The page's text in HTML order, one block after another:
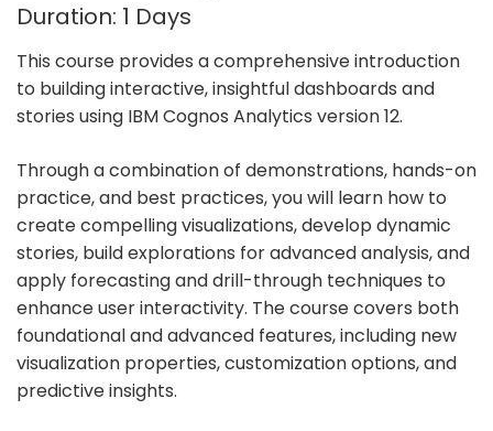
Duration: 1 Days
This course provides a comprehensive introduction
to building interactive, insightful dashboards and
stories using IBM Cognos Analytics version 12.
Through a combination of demonstrations, hands-on
practice, and best practices, you will learn how to
create compelling visualizations, develop dynamic
stories, build explorations for advanced analysis, and
apply forecasting and drill-through techniques to
enhance user interactivity. The course covers both
foundational and advanced features, including new
visualization properties, customization options, and
predictive insights.